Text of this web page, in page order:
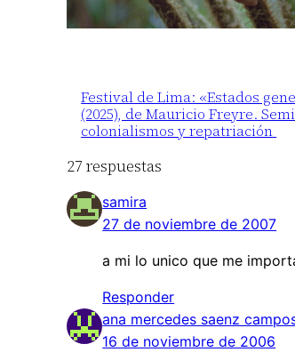
Festival de Lima: «Estados
(2025), de Mauricio Freyre.
colonialismos y repatriación
27 respuestas
samira
27 de noviembre de 2007
a mi lo unico que me
Responder
ana mercedes saenz
16 de noviembre de 2006